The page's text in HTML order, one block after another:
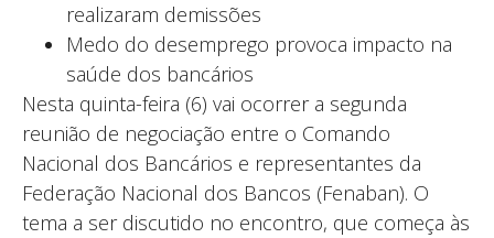
realizaram demissões
Medo do desemprego provoca impacto na
saúde dos bancários
Nesta quinta-feira (6) vai ocorrer a segunda
reunião de negociação entre o Comando
Nacional dos Bancários e representantes da
Federação Nacional dos Bancos (Fenaban). O
tema a ser discutido no encontro, que começa às